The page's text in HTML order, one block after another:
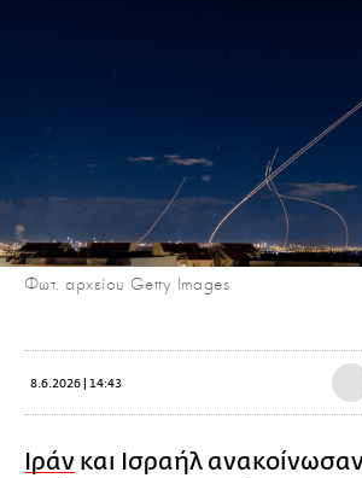
Φωτ. αρχείου Getty Images
8.6.2026 | 14:43
Ιράν και Ισραήλ